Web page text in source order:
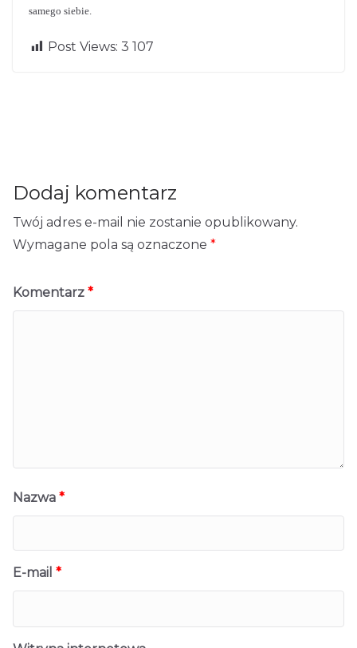
samego siebie.
Post Views: 3 107
Dodaj komentarz
Twój adres e-mail nie zostanie opublikowany.
Wymagane pola są oznaczone *
Komentarz *
Nazwa *
E-mail *